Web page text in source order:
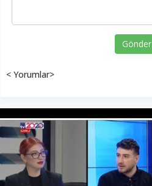
Gönder
< Yorumlar>